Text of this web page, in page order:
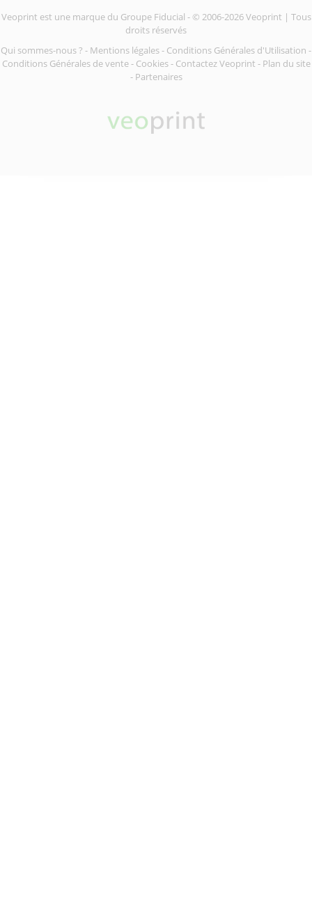
Veoprint est une marque du Groupe Fiducial - © 2006-2026 Veoprint | Tous
droits réservés
Qui sommes-nous ? - Mentions légales- Conditions Générales d'Utilisation -
Conditions Générales de vente- Cookies- Contactez Veoprint - Plan du site
- Partenaires